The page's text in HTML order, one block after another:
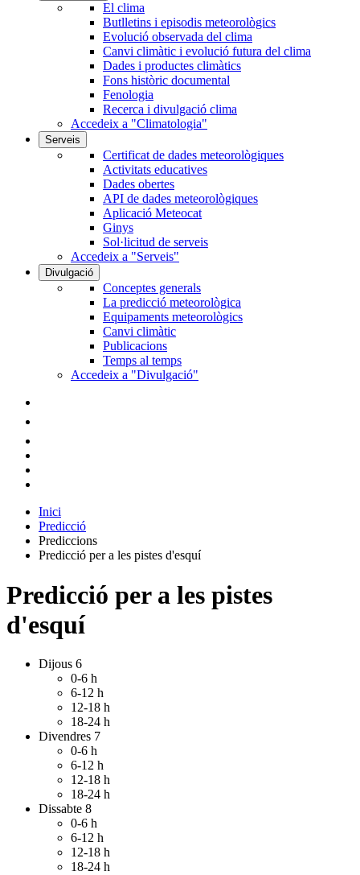
El clima
Butlletins i episodis meteorològics
Evolució observada del clima
Canvi climàtic i evolució futura del clima
Dades i productes climàtics
Fons històric documental
Fenologia
Recerca i divulgació clima
Accedeix a "Climatologia"
Serveis
Certificat de dades meteorològiques
Activitats educatives
Dades obertes
API de dades meteorològiques
Aplicació Meteocat
Ginys
Sol·licitud de serveis
Accedeix a "Serveis"
Divulgació
Conceptes generals
La predicció meteorològica
Equipaments meteorològics
Canvi climàtic
Publicacions
Temps al temps
Accedeix a "Divulgació"
Inici
Predicció
Prediccions
Predicció per a les pistes d'esquí
Predicció per a les pistes
d'esquí
Dijous 6
0-6 h
6-12 h
12-18 h
18-24 h
Divendres 7
0-6 h
6-12 h
12-18 h
18-24 h
Dissabte 8
0-6 h
6-12 h
12-18 h
18-24 h